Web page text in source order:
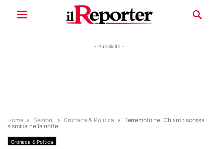
- Pubblicità -
Home Sezioni Cronaca & Politica
Terremoto nel Chianti: scossa
sismica nella notte
Cronaca & Politica